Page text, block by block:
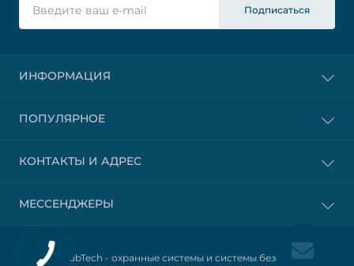
Подписаться
ИНФОРМАЦИЯ
ПОПУЛЯРНОЕ
КОНТАКТЫ И АДРЕС
МЕССЕНДЖЕРЫ
© 2025 HubTech - охранные системы и системы безопасности